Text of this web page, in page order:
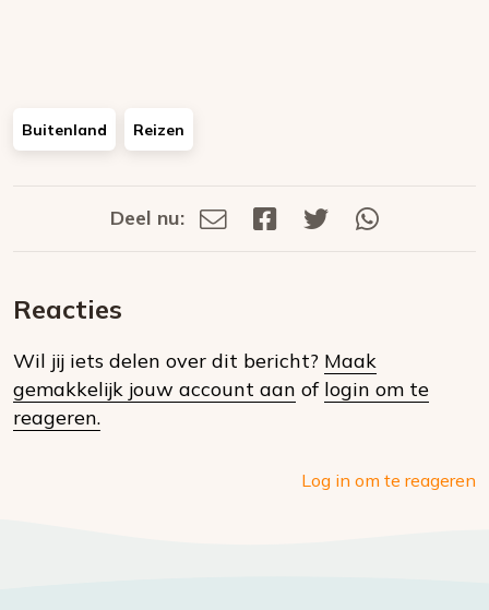
Buitenland Reizen
Deel
social
Deel nu:
Deel
Deel
Deel
Reacties
Wil jij iets delen over dit bericht? Maak
gemakkelijk jouw account aan of login om te
reageren.
Log in om te reageren